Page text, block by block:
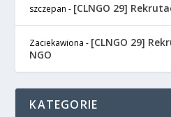
szczepan - [CLNGO 29]
Zaciekawiona - [CLNGO 29]
NGO
KATEGORIE